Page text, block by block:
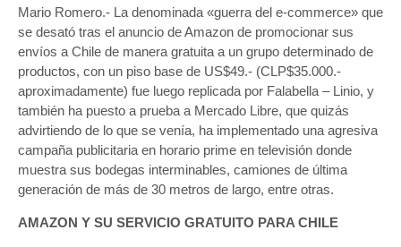
Mario Romero.- La denominada «guerra del e-commerce» que
se desató tras el anuncio de Amazon de promocionar sus
envíos a Chile de manera gratuita a un grupo determinado de
productos, con un piso base de US$49.- (CLP$35.000.-
aproximadamente) fue luego replicada por Falabella – Linio, y
también ha puesto a prueba a Mercado Libre, que quizás
advirtiendo de lo que se venía, ha implementado una agresiva
campaña publicitaria en horario prime en televisión donde
muestra sus bodegas interminables, camiones de última
generación de más de 30 metros de largo, entre otras.
AMAZON Y SU SERVICIO GRATUITO PARA CHILE